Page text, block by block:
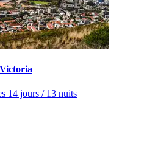
14 jours / 13 nuits